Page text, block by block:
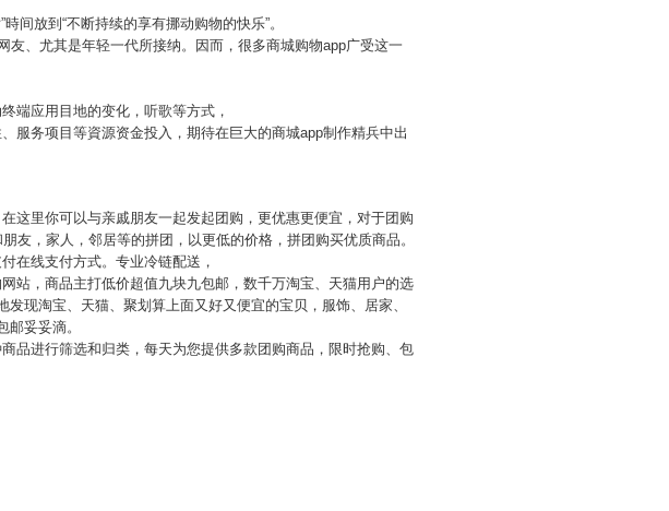
间放到“不断持续的享有挪动购物的快乐”。
友、尤其是年轻一代所接纳。因而，很多商城购物app广受这一
端应用目地的变化，听歌等方式，
服务项目等資源资金投入，期待在巨大的商城app制作精兵中出
这里你可以与亲戚朋友一起发起团购，更优惠更便宜，对于团购
友，家人，邻居等的拼团，以更低的价格，拼团购买优质商品。
在线支付方式。专业冷链配送，
站，商品主打低价超值九块九包邮，数千万淘宝、天猫用户的选
现淘宝、天猫、聚划算上面又好又便宜的宝贝，服饰、居家、
妥妥滴。
品进行筛选和归类，每天为您提供多款团购商品，限时抢购、包